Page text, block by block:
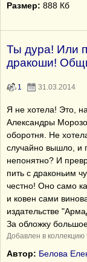
Размер: 888 Кб
Ты дура! Или
дракоши!
1 31.03.2014
Я не хотела! Это,
Александры
оборотня. Не
случайно вышло, и
непонятно? И
пить с драконьим
честно! Оно само
и ковен сами
издательстве
За обложку
Добавлен в
Автор: Белова